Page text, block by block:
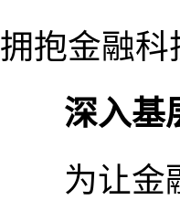
拥抱金融科
深入基
为让金融